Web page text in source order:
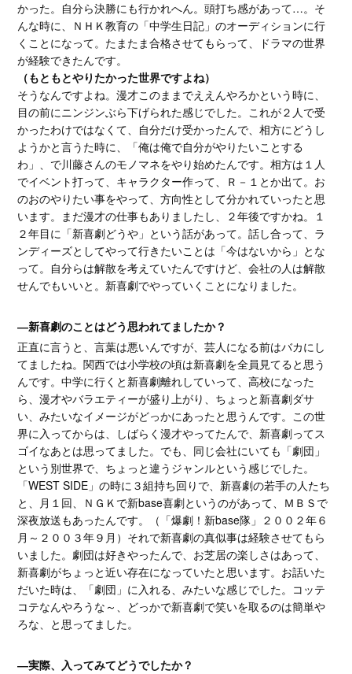
かった。自分ら決勝にも行かれへん。頭打ち感があって…。そ
んな時に、ＮＨＫ教育の「中学生日記」のオーディションに行
くことになって。たまたま合格させてもらって、ドラマの世界
が経験できたんです。
（もともとやりたかった世界ですよね）
そうなんですよね。漫才このままでええんやろかという時に、
目の前にニンジンぶら下げられた感じでした。これが２人で受
かったわけではなくて、自分だけ受かったんで、相方にどうし
ようかと言うた時に、「俺は俺で自分がやりたいことする
わ」、で川藤さんのモノマネをやり始めたんです。相方は１人
でイベント打って、キャラクター作って、Ｒ－１とか出て。お
のおのやりたい事をやって、方向性として分かれていったと思
います。まだ漫才の仕事もありましたし、２年後ですかね。１
２年目に「新喜劇どうや」という話があって。話し合って、ラ
ンディーズとしてやって行きたいことは「今はないから」とな
って。自分らは解散を考えていたんですけど、会社の人は解散
せんでもいいと。新喜劇でやっていくことになりました。
―新喜劇のことはどう思われてましたか？
正直に言うと、言葉は悪いんですが、芸人になる前はバカにし
てましたね。関西では小学校の頃は新喜劇を全員見てると思う
んです。中学に行くと新喜劇離れしていって、高校になった
ら、漫才やバラエティーが盛り上がり、ちょっと新喜劇ダサ
い、みたいなイメージがどっかにあったと思うんです。この世
界に入ってからは、しばらく漫才やってたんで、新喜劇ってス
ゴイなあとは思ってました。でも、同じ会社にいても「劇団」
という別世界で、ちょっと違うジャンルという感じでした。
「WEST SIDE」の時に３組持ち回りで、新喜劇の若手の人たち
と、月１回、ＮＧＫで新base喜劇というのがあって、ＭＢＳで
深夜放送もあったんです。（「爆劇！新base隊」２００２年６
月～２００３年９月）それで新喜劇の真似事は経験させてもら
いました。劇団は好きやったんで、お芝居の楽しさはあって、
新喜劇がちょっと近い存在になっていたと思います。お話いた
だいた時は、「劇団」に入れる、みたいな感じでした。コッテ
コテなんやろうな～、どっかで新喜劇で笑いを取るのは簡単や
ろな、と思ってました。
―実際、入ってみてどうでしたか？